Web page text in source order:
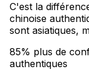
C'est la
chinoise
sont asiatiques,
85% plus de
authentiques